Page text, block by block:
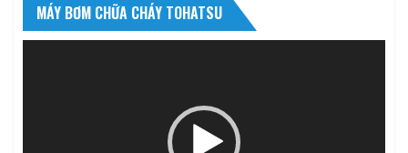
MÁY BƠM CHỮA CHÁY TOHATSU